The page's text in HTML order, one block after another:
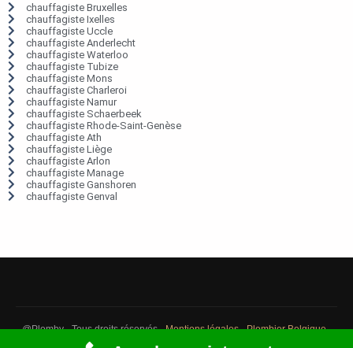
chauffagiste Bruxelles
chauffagiste Ixelles
chauffagiste Uccle
chauffagiste Anderlecht
chauffagiste Waterloo
chauffagiste Tubize
chauffagiste Mons
chauffagiste Charleroi
chauffagiste Namur
chauffagiste Schaerbeek
chauffagiste Rhode-Saint-Genèse
chauffagiste Ath
chauffagiste Liège
chauffagiste Arlon
chauffagiste Manage
chauffagiste Ganshoren
chauffagiste Genval
@Plomby - Tous droits réservés -Mentions légales-Plombier Belgique-
Débouchage Belgique